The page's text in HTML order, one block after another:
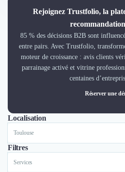
Demander une démo
Cabinet de Recrutement
Gestion paie
Qualité de Vie au Travail (QVT)
Portage Salarial
Responsabilité Sociétale des Entreprises
Rejoignez Trustfolio, la
85 % des décisions B2B sont
entre pairs. Avec Trustfolio,
moteur de croissance : avis clients
parrainage activé et vitrine
centaines
Réserver une
Localisation
ToutLyonParis
Filtres
Services